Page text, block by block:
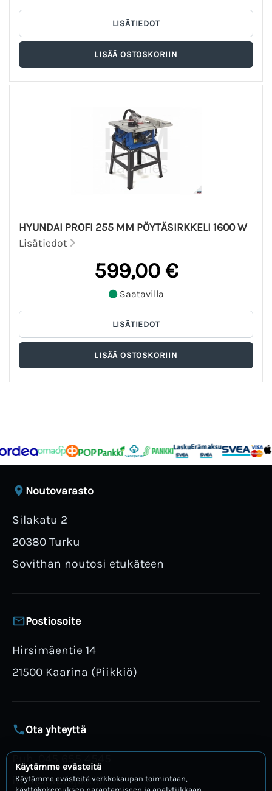
HYUNDAI PROFI 255 MM PÖYTÄSIRKKELI 1600 W
Lisätiedot
599,00 €
Saatavilla
Noutovarasto
Silakatu 2
20380 Turku
Sovithan noutosi etukäteen
Postiosoite
Hirsimäentie 14
21500 Kaarina (Piikkiö)
Ota yhteyttä
info@rautajatti.fi
Käytämme evästeitä
Käytämme evästeitä verkkokaupan toimintaan,